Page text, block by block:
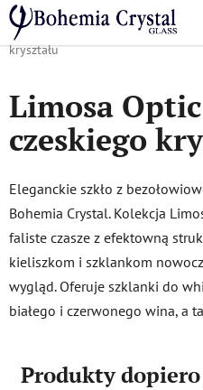
Przejść
do
treści
Home
/ Popularne kolekcje / Limosa
kryształu
Limosa
czeskiego
Eleganckie szkło z
Bohemia Crystal. Kolekcja
faliste czasze z efektowną
kieliszkom i szklankom
wygląd. Oferuje szklanki do
białego i czerwonego wina, a
Produkty